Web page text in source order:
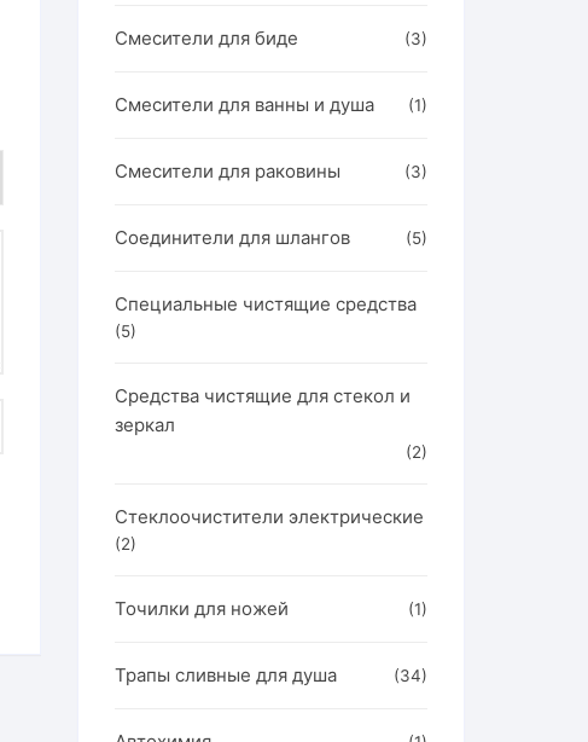
Смесители для биде (3)
Смесители для ванны и душа (1)
Смесители для раковины (3)
Соединители для шлангов (5)
Специальные чистящие средства
(5)
Средства чистящие для стекол и
зеркал
(2)
Стеклоочистители электрические
(2)
Точилки для ножей (1)
Трапы сливные для душа (34)